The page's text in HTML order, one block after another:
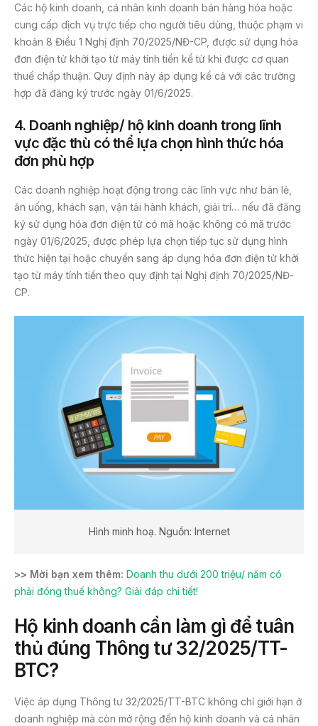
Các hộ kinh doanh, cá nhân kinh doanh bán hàng hóa hoặc
cung cấp dịch vụ trực tiếp cho người tiêu dùng, thuộc phạm vi
khoản 8 Điều 1 Nghị định 70/2025/NĐ-CP, được sử dụng hóa
đơn điện tử khởi tạo từ máy tính tiền kể từ khi được cơ quan
thuế chấp thuận. Quy định này áp dụng kể cả với các trường
hợp đã đăng ký trước ngày 01/6/2025.
4. Doanh nghiệp/ hộ kinh doanh trong lĩnh
vực đặc thù có thể lựa chọn hình thức hóa
đơn phù hợp
Các doanh nghiệp hoạt động trong các lĩnh vực như bán lẻ,
ăn uống, khách sạn, vận tải hành khách, giải trí… nếu đã đăng
ký sử dụng hóa đơn điện tử có mã hoặc không có mã trước
ngày 01/6/2025, được phép lựa chọn tiếp tục sử dụng hình
thức hiện tại hoặc chuyển sang áp dụng hóa đơn điện tử khởi
tạo từ máy tính tiền theo quy định tại Nghị định 70/2025/NĐ-
CP.
Hình minh hoạ. Nguồn: Internet
>> Mời bạn xem thêm: Doanh thu dưới 200 triệu/ năm có
phải đóng thuế không? Giải đáp chi tiết!
Hộ kinh doanh cần làm gì để tuân
thủ đúng Thông tư 32/2025/TT-
BTC?
Việc áp dụng Thông tư 32/2025/TT-BTC không chỉ giới hạn ở
doanh nghiệp mà còn mở rộng đến hộ kinh doanh và cá nhân